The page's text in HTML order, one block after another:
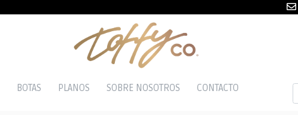
BOTAS PLANOS SOBRE NOSOTROS CONTACTO